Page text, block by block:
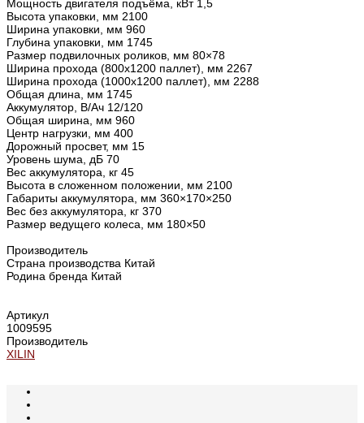
Мощность двигателя подъёма, кВт 1,5
Высота упаковки, мм 2100
Ширина упаковки, мм 960
Глубина упаковки, мм 1745
Размер подвилочных роликов, мм 80×78
Ширина прохода (800х1200 паллет), мм 2267
Ширина прохода (1000х1200 паллет), мм 2288
Общая длина, мм 1745
Аккумулятор, В/Ач 12/120
Общая ширина, мм 960
Центр нагрузки, мм 400
Дорожный просвет, мм 15
Уровень шума, дБ 70
Вес аккумулятора, кг 45
Высота в сложенном положении, мм 2100
Габариты аккумулятора, мм 360×170×250
Вес без аккумулятора, кг 370
Размер ведущего колеса, мм 180×50
Производитель
Страна производства Китай
Родина бренда Китай
Артикул
1009595
Производитель
XILIN